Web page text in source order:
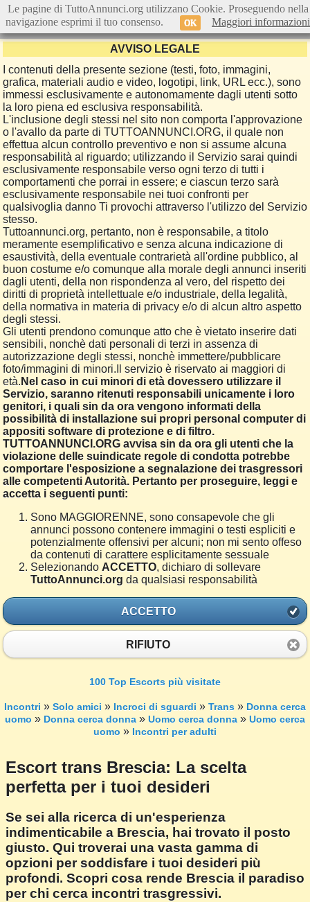
AVVISO LEGALE
I contenuti della presente sezione (testi, foto, immagini,
grafica, materiali audio e video, logotipi, link, URL ecc.), sono
immessi esclusivamente e autonomamente dagli utenti sotto
la loro piena ed esclusiva responsabilità.
L'inclusione degli stessi nel sito non comporta l'approvazione
o l'avallo da parte di TUTTOANNUNCI.ORG, il quale non
effettua alcun controllo preventivo e non si assume alcuna
responsabilità al riguardo; utilizzando il Servizio sarai quindi
esclusivamente responsabile verso ogni terzo di tutti i
comportamenti che porrai in essere; e ciascun terzo sarà
esclusivamente responsabile nei tuoi confronti per
qualsivoglia danno Ti provochi attraverso l'utilizzo del Servizio
stesso.
Tuttoannunci.org, pertanto, non è responsabile, a titolo
meramente esemplificativo e senza alcuna indicazione di
esaustività, della eventuale contrarietà all'ordine pubblico, al
buon costume e/o comunque alla morale degli annunci inseriti
dagli utenti, della non rispondenza al vero, del rispetto dei
diritti di proprietà intellettuale e/o industriale, della legalità,
della normativa in materia di privacy e/o di alcun altro aspetto
degli stessi.
Gli utenti prendono comunque atto che è vietato inserire dati
sensibili, nonchè dati personali di terzi in assenza di
autorizzazione degli stessi, nonchè immettere/pubblicare
foto/immagini di minori.Il servizio è riservato ai maggiori di
età. Nel caso in cui minori di età dovessero utilizzare il
Servizio, saranno ritenuti responsabili unicamente i loro
genitori, i quali sin da ora vengono informati della
possibilità di installazione sui propri personal computer di
appositi software di protezione e di filtro.
TUTTOANNUNCI.ORG avvisa sin da ora gli utenti che la
violazione delle suindicate regole di condotta potrebbe
comportare l'esposizione a segnalazione dei trasgressori
alle competenti Autorità. Pertanto per proseguire, leggi e
accetta i seguenti punti:
Sono MAGGIORENNE, sono consapevole che gli
annunci possono contenere immagini o testi espliciti e
potenzialmente offensivi per alcuni; non mi sento offeso
da contenuti di carattere esplicitamente sessuale
Selezionando ACCETTO, dichiaro di sollevare
TuttoAnnunci.org da qualsiasi responsabilità
ACCETTO
RIFIUTO
100 Top Escorts più visitate
Incontri » Solo amici » Incroci di sguardi » Trans » Donna cerca
uomo » Donna cerca donna » Uomo cerca donna » Uomo cerca
uomo » Incontri per adulti
Escort trans Brescia: La scelta
perfetta per i tuoi desideri
Se sei alla ricerca di un'esperienza
indimenticabile a Brescia, hai trovato il posto
giusto. Qui troverai una vasta gamma di
opzioni per soddisfare i tuoi desideri più
profondi. Scopri cosa rende Brescia il paradiso
per chi cerca incontri trasgressivi.
Le pagine di TuttoAnnunci.org utilizzano Cookie. Proseguendo nella
navigazione esprimi il tuo consenso.
OK Maggiori informazioni